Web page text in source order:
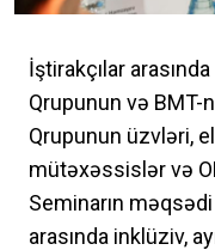
İştirakçılar
Qrupunun və
Qrupunun üzvləri,
mütəxəssislər və
Seminarın
arasında inklüziv,